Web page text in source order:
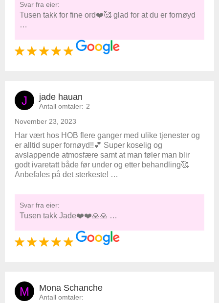
Svar fra eier:
Tusen takk for fine ord❤️🥰 glad for at du er fornøyd
…
J jade hauan
Antall omtaler: 2
November 23, 2023
Har vært hos HOB flere ganger med ulike tjenester og
er alltid super fornøyd!!💕 Super koselig og
avslappende atmosfære samt at man føler man blir
godt ivaretatt både før under og etter behandling🥰
Anbefales på det sterkeste! …
Svar fra eier:
Tusen takk Jade❤️❤️🙏🙏 …
M Mona Schanche
Antall omtaler: